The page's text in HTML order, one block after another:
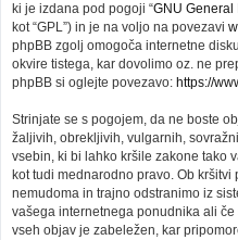
ki je izdana pod pogoji “GNU General
kot “GPL”) in je na voljo na povezavi
phpBB zgolj omogoča internetne
okvire tistega, kar dovolimo oz. ne
phpBB si oglejte povezavo: https://
Strinjate se s pogojem, da ne boste
žaljivih, obrekljivih, vulgarnih,
vsebin, ki bi lahko kršile zakone tako
kot tudi mednarodno pravo. Ob
nemudoma in trajno odstranimo iz
vašega internetnega ponudnika ali
vseh objav je zabeležen, kar